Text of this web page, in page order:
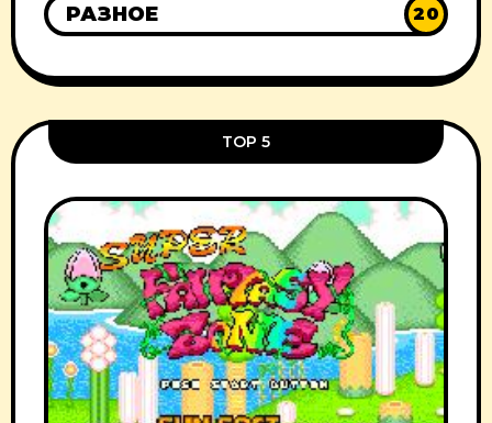
РАЗНОЕ 20
TOP 5